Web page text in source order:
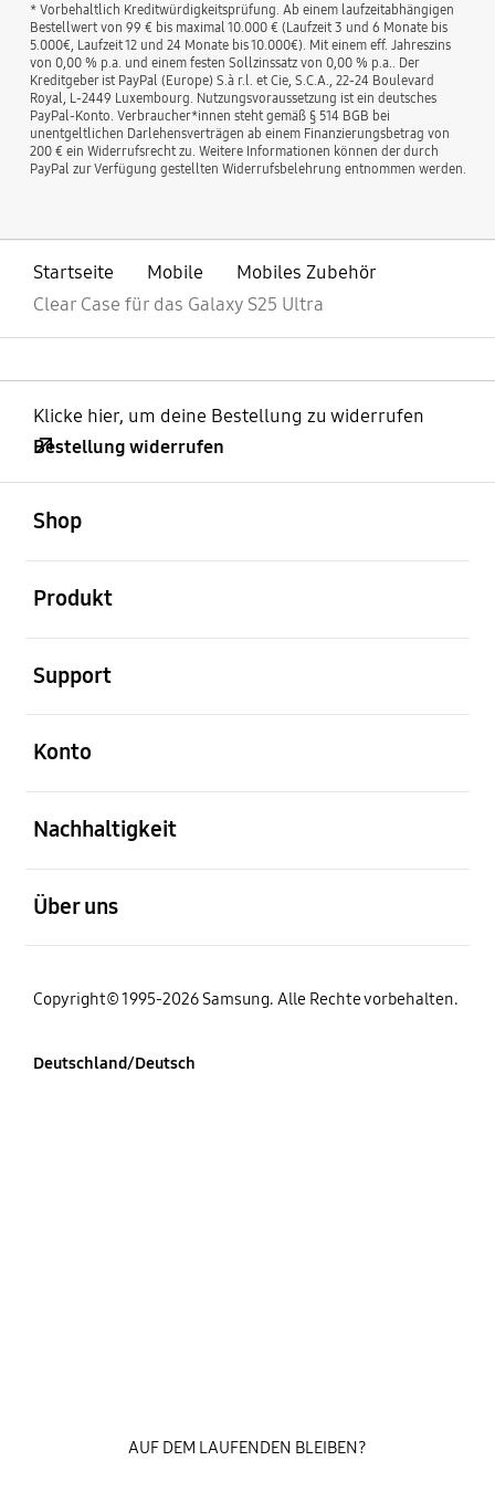
* Vorbehaltlich Kreditwürdigkeitsprüfung. Ab einem laufzeitabhängigen
Bestellwert von 99 € bis maximal 10.000 € (Laufzeit 3 und 6 Monate bis
5.000€, Laufzeit 12 und 24 Monate bis 10.000€). Mit einem eff. Jahreszins
von 0,00 % p.a. und einem festen Sollzinssatz von 0,00 % p.a.. Der
Kreditgeber ist PayPal (Europe) S.à r.l. et Cie, S.C.A., 22-24 Boulevard
Royal, L-2449 Luxembourg. Nutzungsvoraussetzung ist ein deutsches
PayPal-Konto. Verbraucher*innen steht gemäß § 514 BGB bei
unentgeltlichen Darlehensverträgen ab einem Finanzierungsbetrag von
200 € ein Widerrufsrecht zu. Weitere Informationen können der durch
PayPal zur Verfügung gestellten Widerrufsbelehrung entnommen werden.
Startseite Mobile
Mobiles Zubehör
Clear Case für das Galaxy S25 Ultra
Klicke hier, um deine Bestellung zu widerrufen
Bestellung widerrufen
Shop
Produkt
Support
Konto
Nachhaltigkeit
Über uns
Copyright© 1995-2026 Samsung. Alle Rechte vorbehalten.
Deutschland/Deutsch
AUF DEM LAUFENDEN BLEIBEN?